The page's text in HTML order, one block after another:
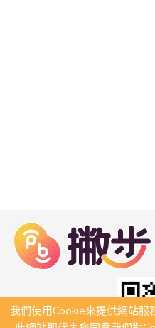
我們使用Cookie來提供網站